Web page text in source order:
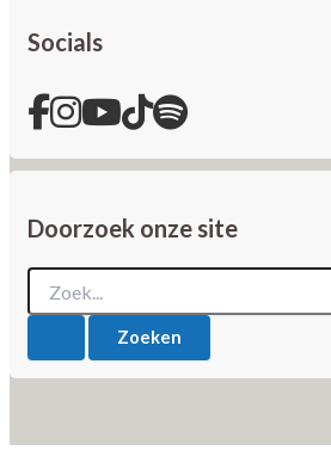
Socials
Doorzoek onze site
Zoek
naar: